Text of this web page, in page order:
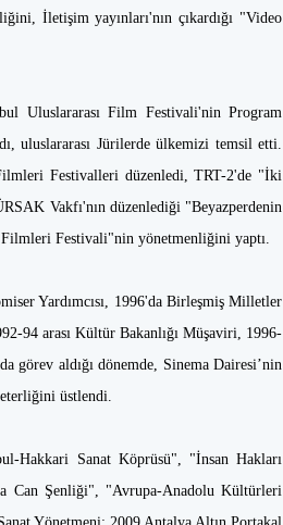
İletişim yayınları'nın çıkardığı "Video
Uluslararası Film Festivali'nin Program
uluslararası Jürilerde ülkemizi temsil etti.
Festivalleri düzenledi, TRT-2'de "İki
Vakfı'nın düzenlediği "Beyazperdenin
Filmleri Festivali"nin yönetmenliğini yaptı.
Yardımcısı, 1996'da Birleşmiş Milletler
94 arası Kültür Bakanlığı Müşaviri, 1996-
görev aldığı dönemde, Sinema Dairesi’nin
üstlendi.
Hakkari Sanat Köprüsü", "İnsan Hakları
Can Şenliği", "Avrupa-Anadolu Kültürleri